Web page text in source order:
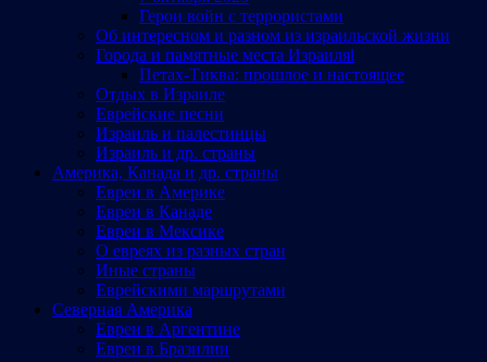
Герои войн с террористами
Об интересном и разном из израильской жизни
Города и памятные места Израиляl
Петах-Тиква: прошлое и настоящее
Отдых в Израиле
Еврейские песни
Израиль и палестинцы
Израиль и др. страны
Америка, Канада и др. страны
Евреи в Америке
Евреи в Канаде
Евреи в Мексике
О евреях из разных стран
Иные страны
Еврейскими маршрутами
Северная Америка
Евреи в Аргентине
Евреи в Бразилии